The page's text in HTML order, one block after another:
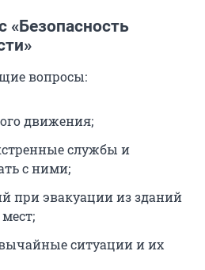
«Безопасность
вопросы:
движения;
службы и
с ними;
при эвакуации из зданий
ситуации и их